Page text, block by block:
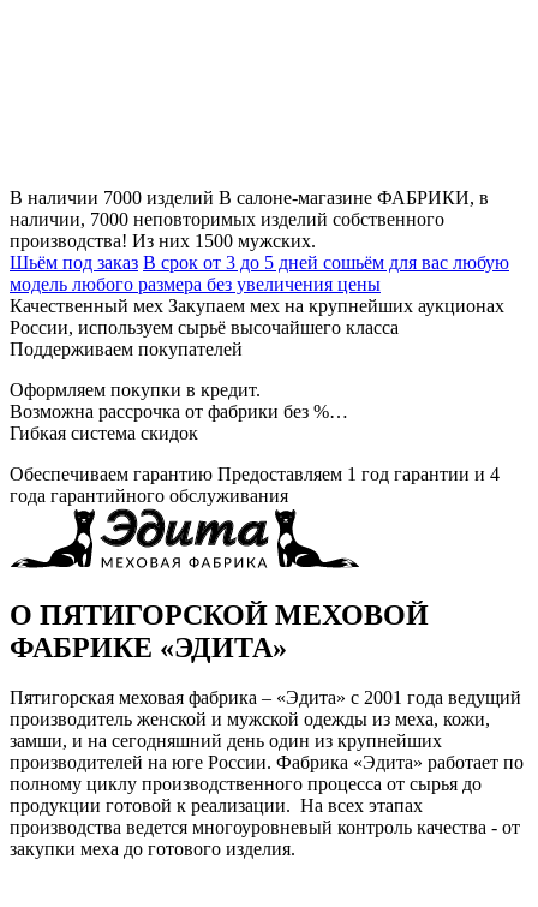
В наличии 7000 изделий В салоне-магазине ФАБРИКИ, в
наличии, 7000 неповторимых изделий собственного
производства! Из них 1500 мужских.
Шьём под заказ В срок от 3 до 5 дней сошьём для вас любую
модель любого размера без увеличения цены
Качественный мех Закупаем мех на крупнейших аукционах
России, используем сырьё высочайшего класса
Поддерживаем покупателей
Оформляем покупки в кредит.
Возможна рассрочка от фабрики без %…
Гибкая система скидок
Обеспечиваем гарантию Предоставляем 1 год гарантии и 4
года гарантийного обслуживания
О ПЯТИГОРСКОЙ МЕХОВОЙ
ФАБРИКЕ «ЭДИТА»
Пятигорская меховая фабрика – «Эдита» с 2001 года ведущий
производитель женской и мужской одежды из меха, кожи,
замши, и на сегодняшний день один из крупнейших
производителей на юге России. Фабрика «Эдита» работает по
полному циклу производственного процесса от сырья до
продукции готовой к реализации. На всех этапах
производства ведется многоуровневый контроль качества - от
закупки меха до готового изделия.